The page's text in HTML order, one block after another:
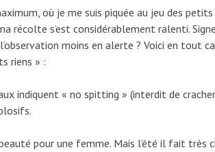
où je me suis piquée au jeu des
s’est considérablement ralenti. Signe
moins en alerte ? Voici en tout
riens » :
indiquent « no spitting » (interdit de
pour une femme. Mais l’été il fait très